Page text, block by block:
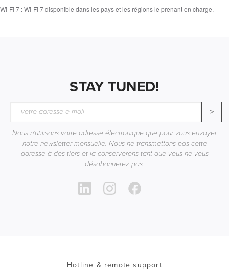
STAY TUNED!
>
Nous n'utilisons votre adresse électronique que pour vous envoyer
notre newsletter mensuelle. Nous ne transmettons pas cette
adresse à des tiers et la conserverons tant que vous ne vous
désabonnerez pas.
Hotline & remote support